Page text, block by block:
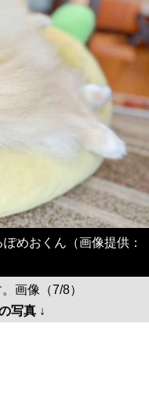
めおくん（画像提供：
画像（7/8）
写真 ↓